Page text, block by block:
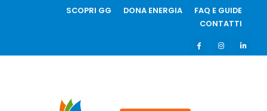
SCOPRI GG DONA ENERGIA
FAQ E GUIDE
CONTATTI